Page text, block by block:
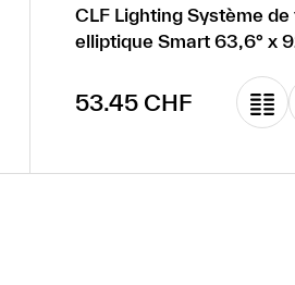
CLF Lighting Système
elliptique Smart 63,6° x
Prix régulier :
53.45 CHF